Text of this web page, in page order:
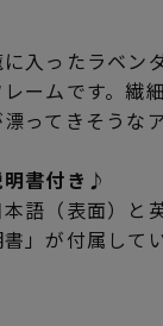
入ったラベン
ームです。繊
ってきそうな
明書付き♪
語（表面）と
」が付属して